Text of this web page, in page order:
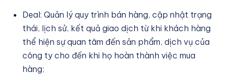
Deal: Quản lý quy trình bán hàng, cập nhật trạng
thái, lịch sử, kết quả giao dịch từ khi khách hàng
thể hiện sự quan tâm đến sản phẩm, dịch vụ của
công ty cho đến khi họ hoàn thành việc mua
hàng;